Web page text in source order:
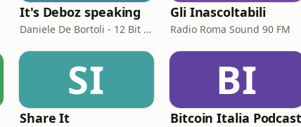
It's Deboz speaking
Daniele De Bortoli - 12 Bit Retrogaming Trieste
Gli Inascoltabili
Radio Roma Sound 90 FM
SI
Share It
BI
Bitcoin Italia